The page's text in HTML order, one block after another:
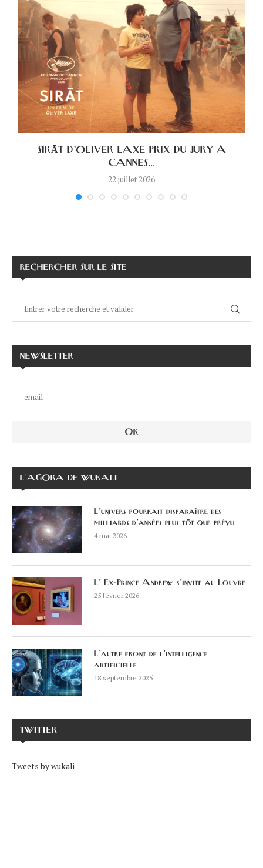
SIRĀT D’OLIVER LAXE PRIX DU JURY À
CANNES...
22 juillet 2026
RECHERCHER SUR LE SITE
NEWSLETTER
L’AGORA DE WUKALI
L’univers pourrait disparaître des
milliards d’années plus tôt que prévu
4 mai 2026
L’ Ex-Prince Andrew s’invite au Louvre
25 février 2026
L’autre front de l’intelligence
artificielle
18 septembre 2025
TWITTER
Tweets by wukali